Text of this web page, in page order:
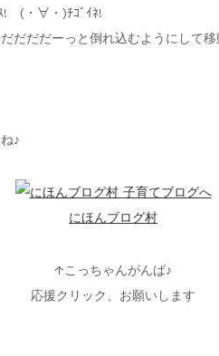
! (・∀・)ﾁｺﾞｲﾈ!
だだだーっと倒れ込むようにして
♪
にほんブログ村
↑こっちゃんがんば♪
応援クリック、お願いします